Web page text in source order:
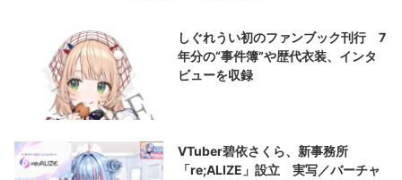
しぐれうい初のファンブック刊行 7
年分の“事件簿”や歴代衣装、インタ
ビューを収録
VTuber碧依さくら、新事務所
「re;ALIZE」設立 実写／バーチャ